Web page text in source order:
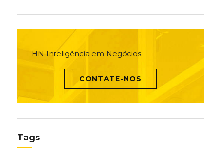
HN Inteligência em Negócios.
CONTATE-NOS
Tags